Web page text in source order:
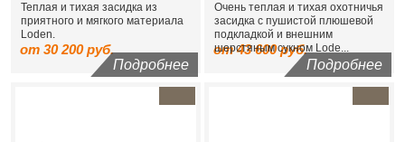
Теплая и тихая засидка из
приятного и мягкого материала
Loden.
от 30 200 руб.
Подробнее
Очень теплая и тихая охотничья
засидка с пушистой плюшевой
подкладкой и внешним
шерстяным сукном Lode...
от 43 600 руб.
Подробнее